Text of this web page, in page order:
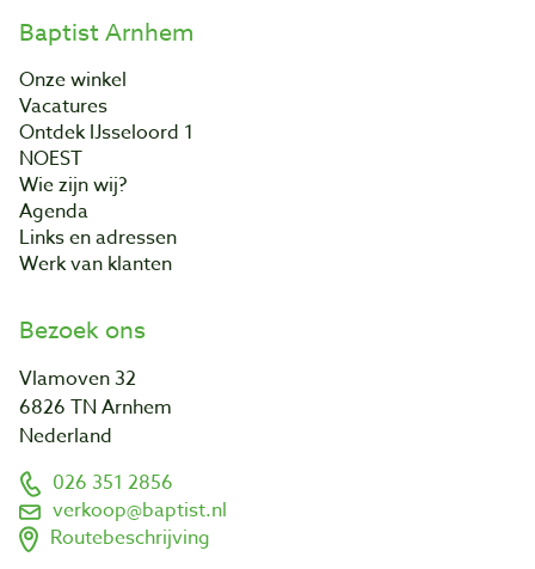
Baptist Arnhem
Onze winkel
Vacatures
Ontdek IJsseloord 1
NOEST
Wie zijn wij?
Agenda
Links en adressen
Werk van klanten
Bezoek ons
Vlamoven 32
6826 TN Arnhem
Nederland
026 351 2856
verkoop@baptist.nl
Routebeschrijving